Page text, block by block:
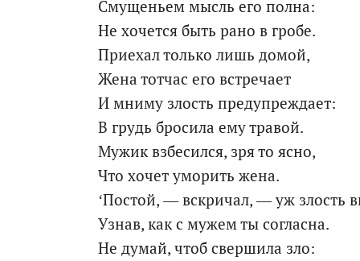
Смущеньем мысль его полна:
Не хочется быть рано в гробе.
Приехал только лишь домой,
Жена тотчас его встречает
И мниму злость предупреждает:
В грудь бросила ему травой.
Мужик взбесился, зря то ясно,
Что хочет уморить жена.
‘Постой, — вскричал, — уж злость
Узнав, как с мужем ты согласна.
Не думай, чтоб свершила зло: